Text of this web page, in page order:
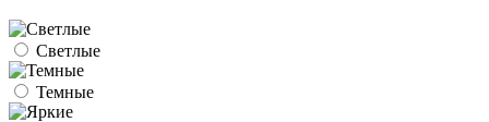
Светлые
Темные